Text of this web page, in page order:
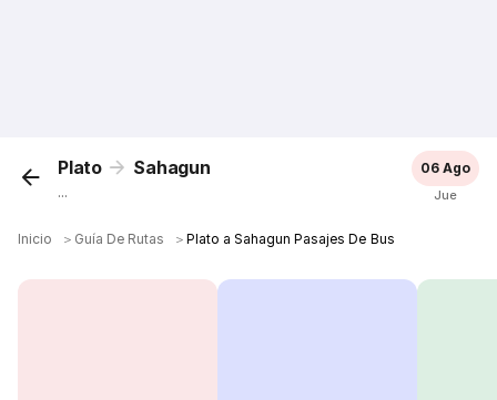
Plato Sahagun
...
06 Ago
Jue
Inicio ＞ Guía De Rutas ＞Plato a Sahagun Pasajes De Bus